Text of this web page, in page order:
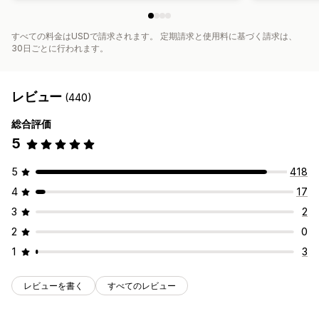
すべての料金はUSDで請求されます。 定期請求と使用料に基づく請求は、
30日ごとに行われます。
レビュー (440)
総合評価
5
5
418
4
17
3
2
2
0
1
3
レビューを書く すべてのレビュー